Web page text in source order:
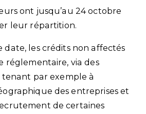
ont jusqu’au 24 octobre
leur répartition.
date, les crédits non affectés
réglementaire, via des
par exemple à
des entreprises et
de certaines